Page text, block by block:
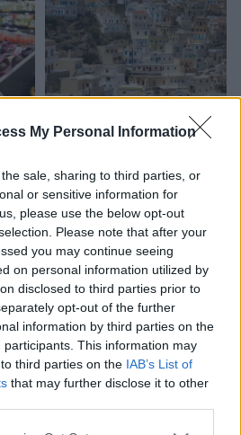
My Personal Information
sale, sharing to third parties, or
or sensitive information for
please use the below opt-out
Please note that after your
you may continue seeing
on personal information utilized by
disclosed to third parties prior to
opt-out of the further
information by third parties on the
participants. This information may
third parties on the IAB’s List of
that may further disclose it to other
Kā bez maksas pavadīt
laiku Grieķijas villā?
iespēja, par kuru daudzi
vēl nezina